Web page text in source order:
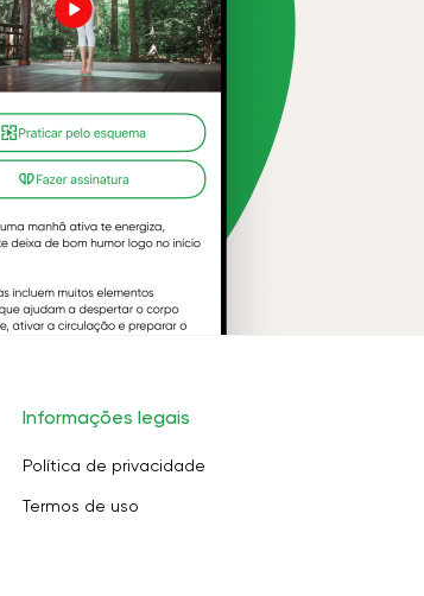
Informações legais
Política de privacidade
Termos de uso